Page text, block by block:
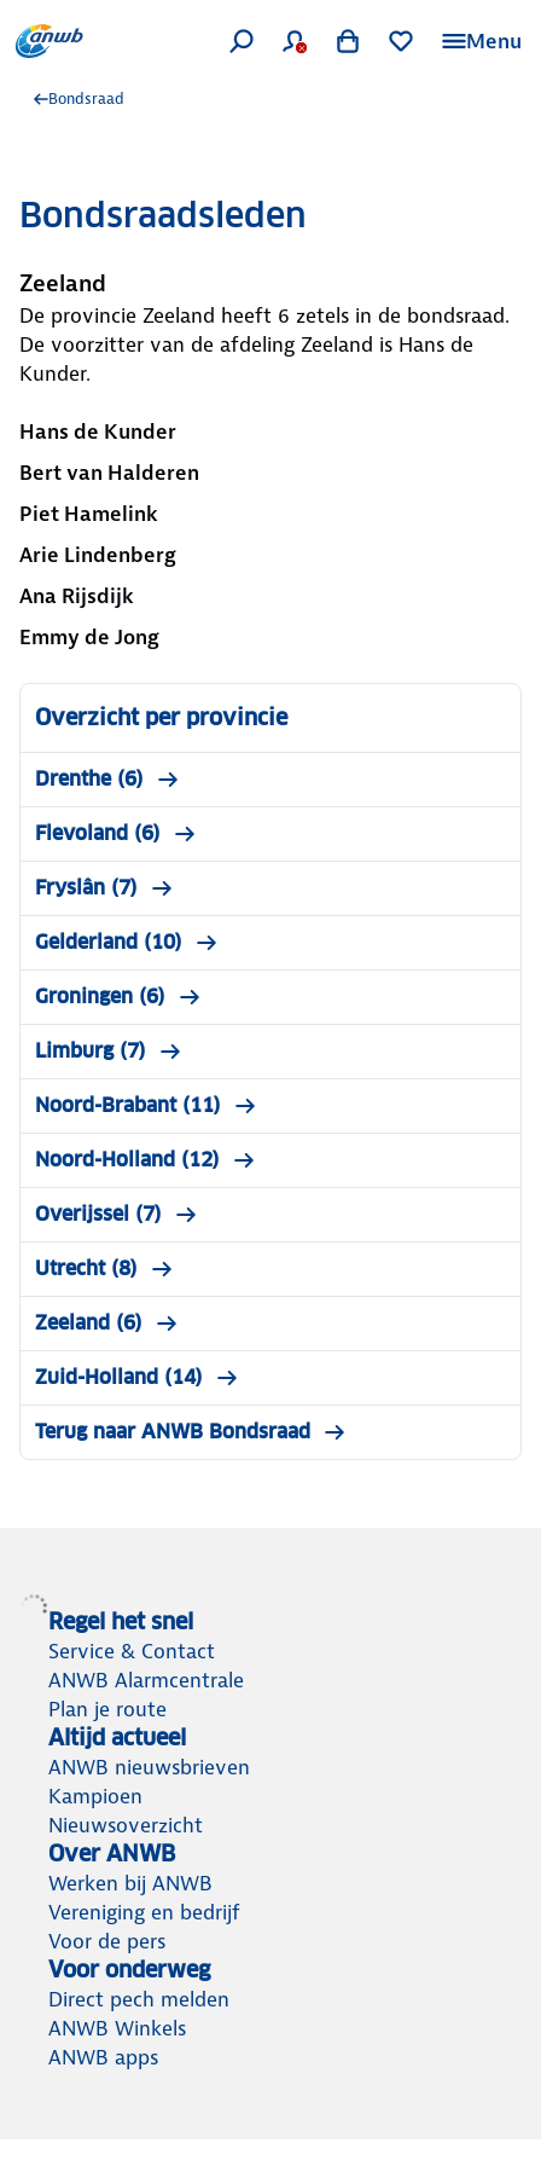
Menu
Bondsraad
Bondsraadsleden
Zeeland
De provincie Zeeland heeft 6 zetels in de bondsraad.
De voorzitter van de afdeling Zeeland is Hans de
Kunder.
Hans de Kunder
Bert van Halderen
Piet Hamelink
Arie Lindenberg
Ana Rijsdijk
Emmy de Jong
Overzicht per provincie
Drenthe (6)
Flevoland (6)
Fryslân (7)
Gelderland (10)
Groningen (6)
Limburg (7)
Noord-Brabant (11)
Noord-Holland (12)
Overijssel (7)
Utrecht (8)
Zeeland (6)
Zuid-Holland (14)
Terug naar ANWB Bondsraad
Regel het snel
Service & Contact
ANWB Alarmcentrale
Plan je route
Altijd actueel
ANWB nieuwsbrieven
Kampioen
Nieuwsoverzicht
Over ANWB
Werken bij ANWB
Vereniging en bedrijf
Voor de pers
Voor onderweg
Direct pech melden
ANWB Winkels
ANWB apps